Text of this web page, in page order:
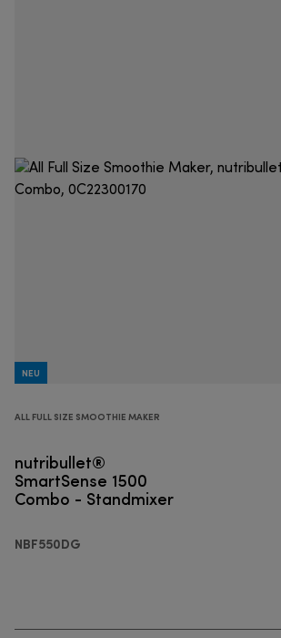
NEU
ALL FULL SIZE SMOOTHIE MAKER
nutribullet®
SmartSense 1500
Combo - Standmixer
NBF550DG